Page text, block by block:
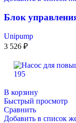
Блок
Unipump
3 526 ₽
В корзину
Быстрый просмотр
Сравнить
Добавить в список